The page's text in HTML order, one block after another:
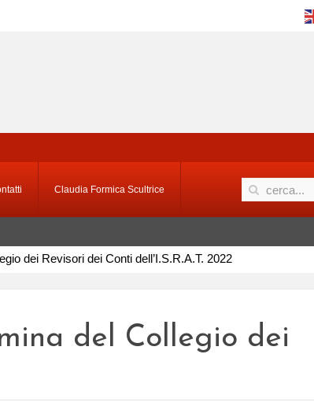
Claudia Formica Scultrice
dei Revisori dei Conti dell’I.S.R.A.T. 2022
del Collegio dei